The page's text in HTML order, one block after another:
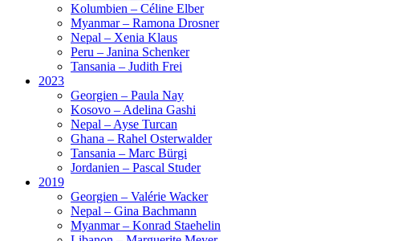
Kolumbien – Céline Elber
Myanmar – Ramona Drosner
Nepal – Xenia Klaus
Peru – Janina Schenker
Tansania – Judith Frei
2023
Georgien – Paula Nay
Kosovo – Adelina Gashi
Nepal – Ayse Turcan
Ghana – Rahel Osterwalder
Tansania – Marc Bürgi
Jordanien – Pascal Studer
2019
Georgien – Valérie Wacker
Nepal – Gina Bachmann
Myanmar – Konrad Staehelin